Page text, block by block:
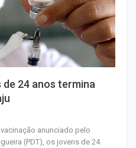
24 anos termina
anunciado pelo
(PDT), os jovens de 24